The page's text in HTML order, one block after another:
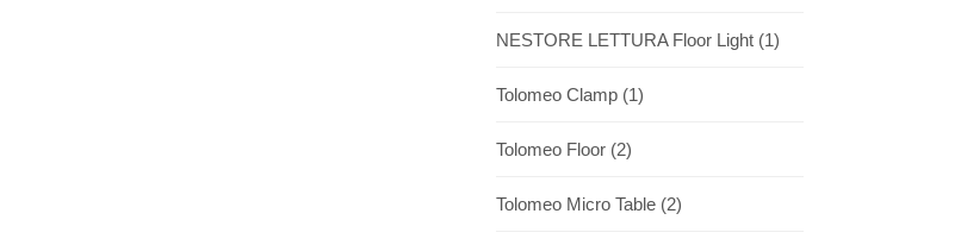
NESTORE LETTURA Floor Light (1)
Tolomeo Clamp (1)
Tolomeo Floor (2)
Tolomeo Micro Table (2)